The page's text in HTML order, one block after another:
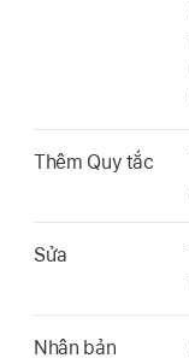
Thêm Quy tắc
Sửa
Nhân bản